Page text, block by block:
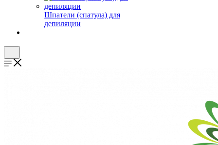
Шпатели (спатула) для
депиляции